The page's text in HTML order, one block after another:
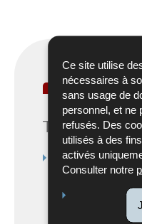
Ce site utilise
nécessaires à
sans usage de
personnel, et ne
refusés. Des
utilisés à des
activés
Consulter notre
Pour en
Timeline des
adoptées par
l’agression
l’Ukraine
(Pdf -